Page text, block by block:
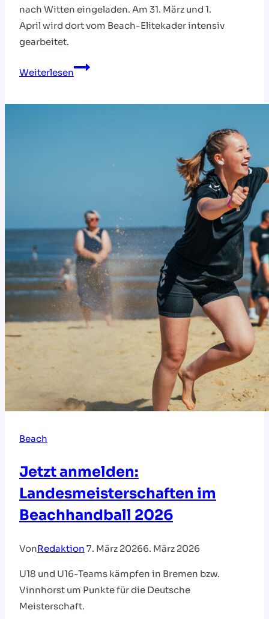
nach Witten eingeladen. Am 31. März und 1.
April wird dort vom Beach-Elitekader intensiv
gearbeitet.
Weiterlesen
ZWEI
LEHRGANG
Beach
Jetzt anmelden:
Landesmeisterschaften im
Beachhandball 2026
VonRedaktion 7. März 20266. März 2026
U18 und U16-Teams kämpfen in Bremen bzw.
Vinnhorst um Punkte für die Deutsche
Meisterschaft.